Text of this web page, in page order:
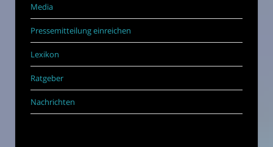
Media
Pressemitteilung einreichen
Lexikon
Ratgeber
Nachrichten